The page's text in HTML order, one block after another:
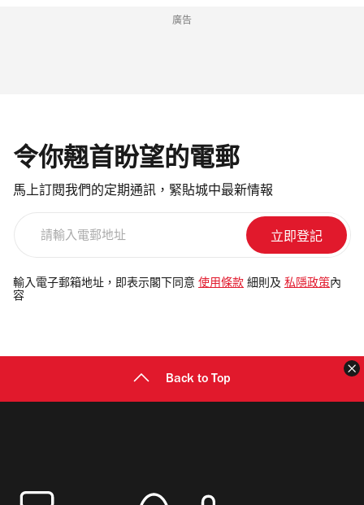
廣告
令你翹首盼望的電郵
馬上訂閱我們的定期通訊，緊貼城中最新情報
電
郵
輸入電子郵箱地址，即表示閣下同意 使用條款 細則及 私隱政策 內
容
Back to Top